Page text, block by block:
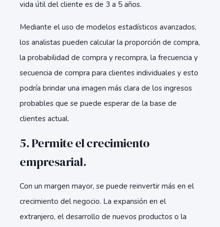
vida útil del cliente es de 3 a 5 años.
Mediante el uso de modelos estadísticos avanzados,
los analistas pueden calcular la proporción de compra,
la probabilidad de compra y recompra, la frecuencia y
secuencia de compra para clientes individuales y esto
podría brindar una imagen más clara de los ingresos
probables que se puede esperar de la base de
clientes actual.
5. Permite el crecimiento
empresarial.
Con un margen mayor, se puede reinvertir más en el
crecimiento del negocio. La expansión en el
extranjero, el desarrollo de nuevos productos o la